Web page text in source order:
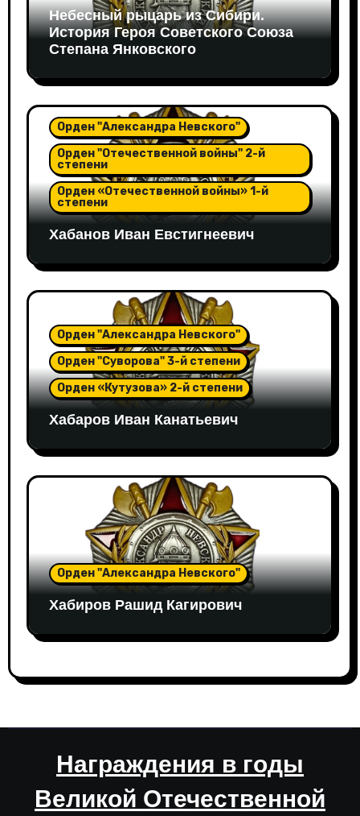
Небесный рыцарь из Сибири.
История Героя Советского Союза
Степана Янковского
Орден "Александра Невского"
Орден "Отечественной войны" 2-й
степени
Орден «Отечественной войны» 1-й
степени
Хабанов Иван Евстигнеевич
Орден "Александра Невского"
Орден "Суворова" 3-й степени
Орден «Кутузова» 2-й степени
Хабаров Иван Канатьевич
Орден "Александра Невского"
Хабиров Рашид Кагирович
Награждения в годы
Великой Отечественной